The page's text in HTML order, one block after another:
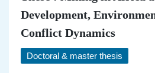
Development,
Conflict Dynamics
Doctoral & master thesis